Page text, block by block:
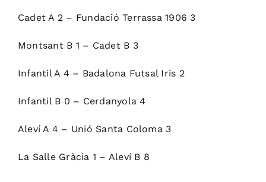
Cadet A 2 – Fundació Terrassa 1906 3
Montsant B 1 – Cadet B 3
Infantil A 4 – Badalona Futsal Iris 2
Infantil B 0 – Cerdanyola 4
Aleví A 4 – Unió Santa Coloma 3
La Salle Gràcia 1 – Aleví B 8